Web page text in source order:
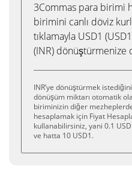
3Commas para birimi
birimini canlı döviz
tıklamayla USD1
(INR) dönüştürmenize
INR’ye dönüştürmek
dönüşüm miktarı otomatik
biriminizin diğer
hesaplamak için Fiyat
kullanabilirsiniz, yani 0.1
ve hatta 10 USD1.